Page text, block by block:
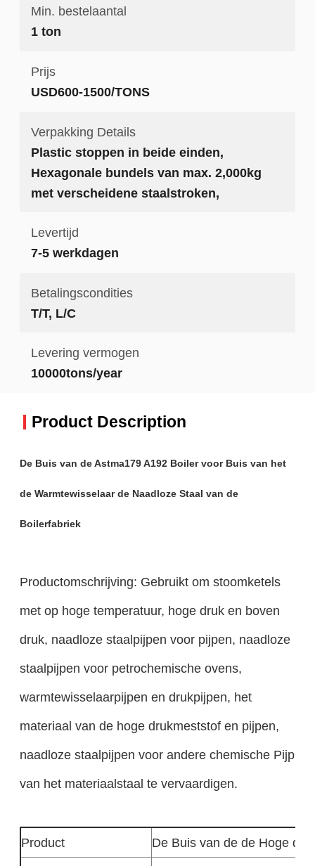
Min. bestelaantal
1 ton
Prijs
USD600-1500/TONS
Verpakking Details
Plastic stoppen in beide einden,
Hexagonale bundels van max. 2,000kg
met verscheidene staalstroken,
Levertijd
7-5 werkdagen
Betalingscondities
T/T, L/C
Levering vermogen
10000tons/year
Product Description
De Buis van de Astma179 A192 Boiler voor Buis van het
de Warmtewisselaar de Naadloze Staal van de
Boilerfabriek
Productomschrijving: Gebruikt om stoomketels
met op hoge temperatuur, hoge druk en boven
druk, naadloze staalpijpen voor pijpen, naadloze
staalpijpen voor petrochemische ovens,
warmtewisselaarpijpen en drukpijpen, het
materiaal van de hoge drukmeststof en pijpen,
naadloze staalpijpen voor andere chemische Pijp
van het materiaalstaal te vervaardigen.
Product
De Buis van de de Hoge